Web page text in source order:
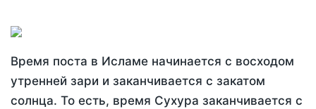
Время поста в Исламе начинается с восходом
утренней зари и заканчивается с закатом
солнца. То есть, время Сухура заканчивается с